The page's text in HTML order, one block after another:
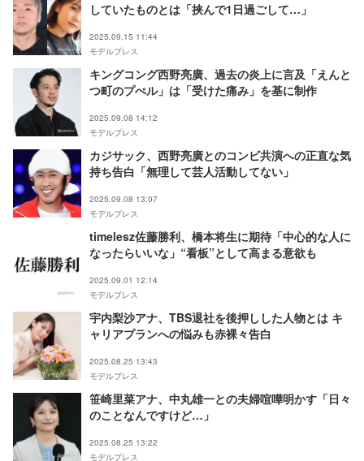
していたものとは「挟んで1日過ごして…」
2025.09.15 11:44
モデルプレス
キングコング西野亮廣、過去の炎上に言及「えんと
つ町のプぺル」は「受けた痛み」を基に制作
2025.09.08 14:12
モデルプレス
カジサック、西野亮廣とのコンビ共演への正直な気
持ち告白「無理して芸人活動してない」
2025.09.08 13:07
モデルプレス
timelesz佐藤勝利、橋本将生に期待「中心的な人に
なったらいいな」“看板”として高まる意欲も
2025.09.01 12:14
モデルプレス
宇内梨沙アナ、TBS退社を後押しした人物とは キ
ャリアプランへの悩みも赤裸々告白
2025.08.25 13:43
モデルプレス
笹崎里菜アナ、中丸雄一との夫婦喧嘩明かす「日々
のことなんですけど…」
2025.08.25 13:22
モデルプレス